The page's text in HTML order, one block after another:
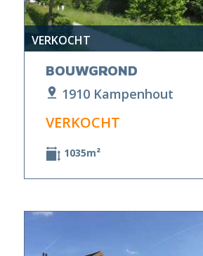
VERKOCHT
BOUWGROND
1910 Kampenhout
VERKOCHT
1035m²